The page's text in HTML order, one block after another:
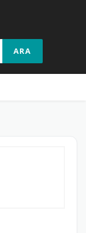
ARA